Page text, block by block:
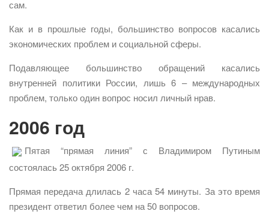
сам.
Как и в прошлые годы, большинство вопросов касались
экономических проблем и социальной сферы.
Подавляющее большинство обращений касались
внутренней политики России, лишь 6 – международных
проблем, только один вопрос носил личный нрав.
2006 год
Пятая “прямая линия” с Владимиром Путиным
состоялась 25 октября 2006 г.
Прямая передача длилась 2 часа 54 минуты. За это время
президент ответил более чем на 50 вопросов.